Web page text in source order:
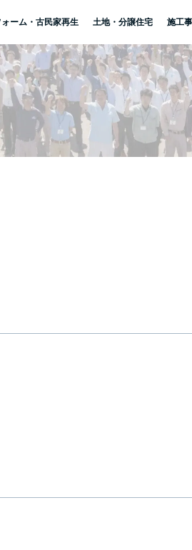
ォーム・古民家再生 土地・分譲住宅 施工